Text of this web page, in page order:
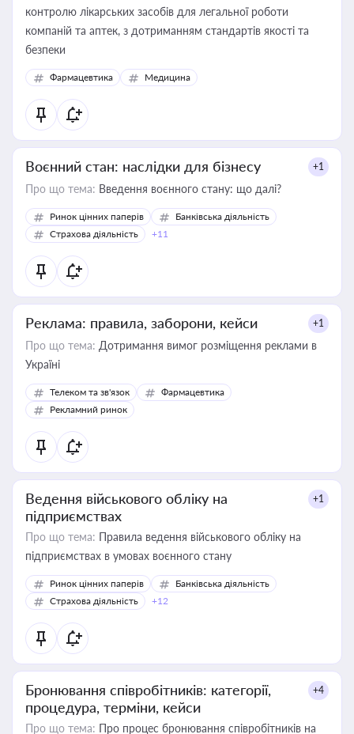
контролю лікарських засобів для легальної роботи
компаній та аптек, з дотриманням стандартів якості та
безпеки
Фармацевтика Медицина
Воєнний стан: наслідки для бізнесу +1
Про що тема: Введення воєнного стану: що далі?
Ринок цінних паперів
Банківська діяльність
Страхова діяльність
+11
Реклама: правила, заборони, кейси +1
Про що тема: Дотримання вимог розміщення реклами в
Україні
Телеком та зв'язок
Фармацевтика
Рекламний ринок
Ведення військового обліку на
підприємствах
+1
Про що тема: Правила ведення військового обліку на
підприємствах в умовах воєнного стану
Ринок цінних паперів
Банківська діяльність
Страхова діяльність
+12
Бронювання співробітників: категорії,
процедура, терміни, кейси
+4
Про що тема: Про процес бронювання співробітників на